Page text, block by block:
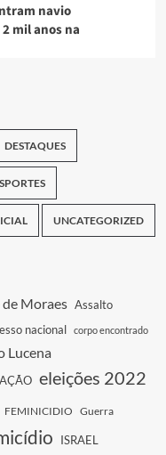
navio
mil anos na
DESTAQUES
UNCATEGORIZED
Moraes Assalto
nacional corpo encontrado
Lucena
eleições 2022
FEMINICIDIO Guerra
ISRAEL